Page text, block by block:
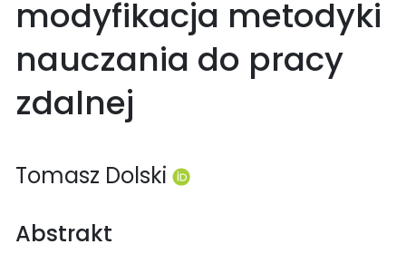
modyfikacja metodyki
nauczania do pracy
zdalnej
Tomasz Dolski
Abstrakt